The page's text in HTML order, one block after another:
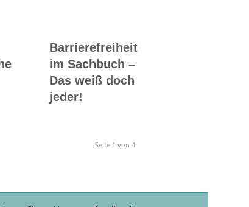
Barrierefreiheit
im Sachbuch –
Das weiß doch
jeder!
Seite 1 von 4